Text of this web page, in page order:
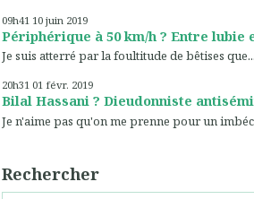
09h41 10 juin 2019
Périphérique à 50 km/h ? Entre lubie
Je suis atterré par la foultitude de bêtises que...
20h31 01 févr. 2019
Bilal Hassani ? Dieudonniste
Je n'aime pas qu'on me prenne pour un
Rechercher